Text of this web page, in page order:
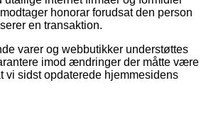
honorar forudsat den person
en transaktion.
varer og webbutikker understøttes
imod ændringer der måtte være
vi sidst opdaterede hjemmesidens